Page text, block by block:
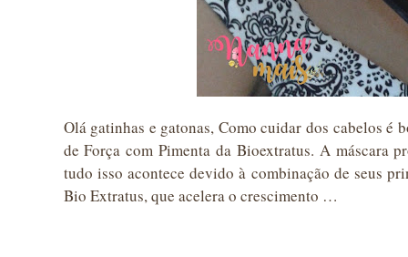
Olá gatinhas e gatonas, Como cuidar dos cabelos é
de Força com Pimenta da Bioextratus. A máscara
tudo isso acontece devido à combinação de seus
Bio Extratus, que acelera o crescimento …